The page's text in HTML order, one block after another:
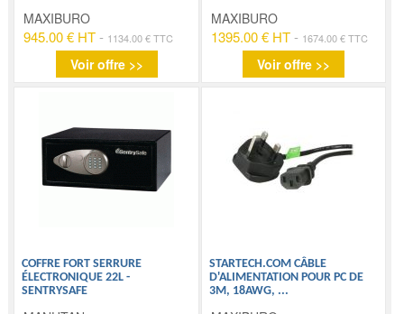
MAXIBURO
945.00 € HT - 1134.00 € TTC
Voir offre >>
MAXIBURO
1395.00 € HT- 1674.00 € TTC
Voir offre >>
COFFRE FORT SERRURE
ÉLECTRONIQUE 22L -
SENTRYSAFE
STARTECH.COM CÂBLE
D'ALIMENTATION POUR PC DE
3M, 18AWG, ...